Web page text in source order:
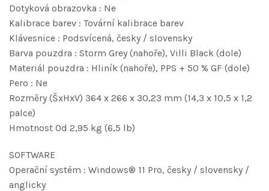
Dotyková obrazovka : Ne
Kalibrace barev : Tovární kalibrace barev
Klávesnice : Podsvícená, česky / slovensky
Barva pouzdra : Storm Grey (nahoře), Villi Black (dole)
Materiál pouzdra : Hliník (nahoře), PPS + 50 % GF (dole)
Pero : Ne
Rozměry (ŠxHxV) 364 x 266 x 30,23 mm (14,3 x 10,5 x 1,2
palce)
Hmotnost Od 2,95 kg (6,5 lb)
SOFTWARE
Operační systém : Windows® 11 Pro, česky / slovensky /
anglicky